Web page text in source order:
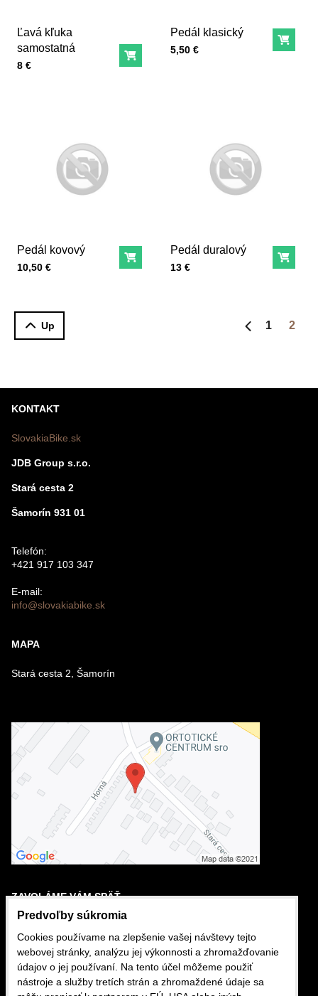
Ľavá kľuka
samostatná
Cena s DPH
8 € Do košíka
Pedál klasický
Cena s DPH
5,50 € Do
Pedál kovový
Cena s DPH
10,50 € Do košíka
Pedál duralový
Cena s DPH
13 € Do
Up 1 2
KONTAKT
SlovakiaBike.sk
JDB Group s.r.o.
Stará cesta 2
Šamorín 931 01
Telefón:
+421 917 103 347
E-mail:
info@slovakiabike.sk
MAPA
Stará cesta 2, Šamorín
ZAVOLÁME VÁM SPÄŤ
VÁŠ TELEFÓN
+421
Predvoľby súkromia
Cookies používame na zlepšenie vašej návštevy tejto
webovej stránky, analýzu jej výkonnosti a zhromažďovanie
údajov o jej používaní. Na tento účel môžeme použiť
nástroje a služby tretích strán a zhromaždené údaje sa